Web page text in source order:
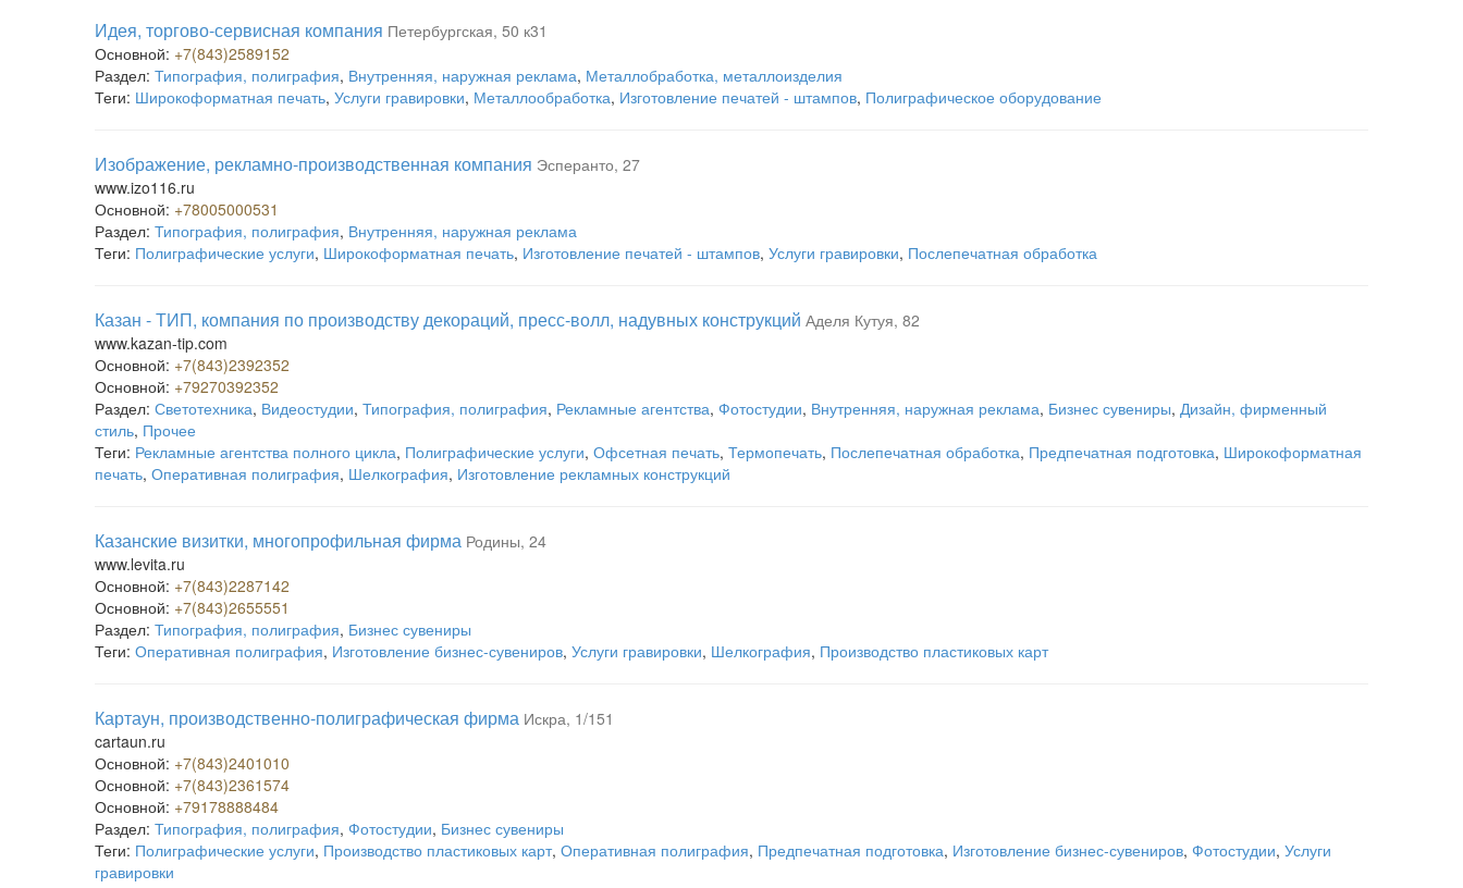
Идея, торгово-сервисная компания Петербургская, 50 к31
Основной: +7(843)2589152
Раздел: Типография, полиграфия, Внутренняя, наружная реклама, Металлобработка, металлоизделия
Теги: Широкоформатная печать, Услуги гравировки, Металлообработка, Изготовление печатей - штампов, Полиграфическое оборудование
Изображение, рекламно-производственная компания Эсперанто, 27
www.izo116.ru
Основной: +78005000531
Раздел: Типография, полиграфия, Внутренняя, наружная реклама
Теги: Полиграфические услуги, Широкоформатная печать, Изготовление печатей - штампов, Услуги гравировки, Послепечатная обработка
Казан - ТИП, компания по производству декораций, пресс-волл, надувных конструкций Аделя Кутуя, 82
www.kazan-tip.com
Основной: +7(843)2392352
Основной: +79270392352
Раздел: Светотехника, Видеостудии, Типография, полиграфия, Рекламные агентства, Фотостудии, Внутренняя, наружная реклама, Бизнес сувениры, Дизайн, фирменный
стиль, Прочее
Теги: Рекламные агентства полного цикла, Полиграфические услуги, Офсетная печать, Термопечать, Послепечатная обработка, Предпечатная подготовка, Широкоформатная
печать, Оперативная полиграфия, Шелкография, Изготовление рекламных конструкций
Казанские визитки, многопрофильная фирма Родины, 24
www.levita.ru
Основной: +7(843)2287142
Основной: +7(843)2655551
Раздел: Типография, полиграфия, Бизнес сувениры
Теги: Оперативная полиграфия, Изготовление бизнес-сувениров, Услуги гравировки, Шелкография, Производство пластиковых карт
Картаун, производственно-полиграфическая фирма Искра, 1/151
cartaun.ru
Основной: +7(843)2401010
Основной: +7(843)2361574
Основной: +79178888484
Раздел: Типография, полиграфия, Фотостудии, Бизнес сувениры
Теги: Полиграфические услуги, Производство пластиковых карт, Оперативная полиграфия, Предпечатная подготовка, Изготовление бизнес-сувениров, Фотостудии, Услуги
гравировки